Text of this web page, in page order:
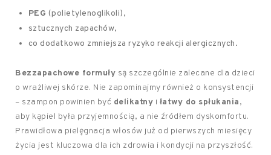
PEG (polietylenoglikoli),
sztucznych zapachów,
co dodatkowo zmniejsza ryzyko reakcji alergicznych.
Bezzapachowe formuły są szczególnie zalecane dla dzieci
o wrażliwej skórze. Nie zapominajmy również o konsystencji
– szampon powinien być delikatny i łatwy do spłukania,
aby kąpiel była przyjemnością, a nie źródłem dyskomfortu.
Prawidłowa pielęgnacja włosów już od pierwszych miesięcy
życia jest kluczowa dla ich zdrowia i kondycji na przyszłość.